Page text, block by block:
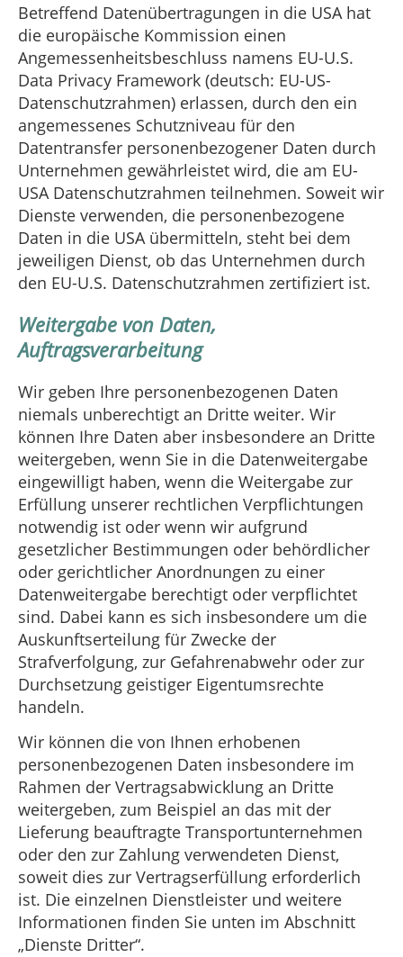
Betreffend Datenübertragungen in die USA hat
die europäische Kommission einen
Angemessenheitsbeschluss namens EU-U.S.
Data Privacy Framework (deutsch: EU-US-
Datenschutzrahmen) erlassen, durch den ein
angemessenes Schutzniveau für den
Datentransfer personenbezogener Daten durch
Unternehmen gewährleistet wird, die am EU-
USA Datenschutzrahmen teilnehmen. Soweit wir
Dienste verwenden, die personenbezogene
Daten in die USA übermitteln, steht bei dem
jeweiligen Dienst, ob das Unternehmen durch
den EU-U.S. Datenschutzrahmen zertifiziert ist.
Weitergabe von Daten,
Auftragsverarbeitung
Wir geben Ihre personenbezogenen Daten
niemals unberechtigt an Dritte weiter. Wir
können Ihre Daten aber insbesondere an Dritte
weitergeben, wenn Sie in die Datenweitergabe
eingewilligt haben, wenn die Weitergabe zur
Erfüllung unserer rechtlichen Verpflichtungen
notwendig ist oder wenn wir aufgrund
gesetzlicher Bestimmungen oder behördlicher
oder gerichtlicher Anordnungen zu einer
Datenweitergabe berechtigt oder verpflichtet
sind. Dabei kann es sich insbesondere um die
Auskunftserteilung für Zwecke der
Strafverfolgung, zur Gefahrenabwehr oder zur
Durchsetzung geistiger Eigentumsrechte
handeln.
Wir können die von Ihnen erhobenen
personenbezogenen Daten insbesondere im
Rahmen der Vertragsabwicklung an Dritte
weitergeben, zum Beispiel an das mit der
Lieferung beauftragte Transportunternehmen
oder den zur Zahlung verwendeten Dienst,
soweit dies zur Vertragserfüllung erforderlich
ist. Die einzelnen Dienstleister und weitere
Informationen finden Sie unten im Abschnitt
„Dienste Dritter“.